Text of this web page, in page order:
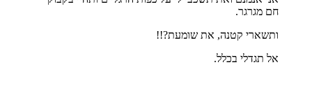
חם מגרגר.
ותשארי קטנה, את שומעת?!!
אל תגדלי בכלל.